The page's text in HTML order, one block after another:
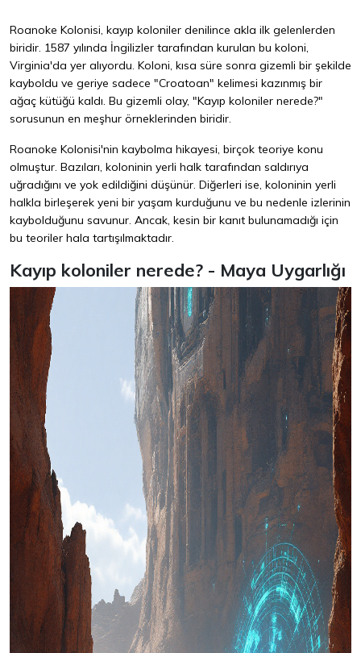
Roanoke Kolonisi, kayıp koloniler denilince akla ilk gelenlerden
biridir. 1587 yılında İngilizler tarafından kurulan bu koloni,
Virginia'da yer alıyordu. Koloni, kısa süre sonra gizemli bir şekilde
kayboldu ve geriye sadece "Croatoan" kelimesi kazınmış bir
ağaç kütüğü kaldı. Bu gizemli olay, "Kayıp koloniler nerede?"
sorusunun en meşhur örneklerinden biridir.
Roanoke Kolonisi'nin kaybolma hikayesi, birçok teoriye konu
olmuştur. Bazıları, koloninin yerli halk tarafından saldırıya
uğradığını ve yok edildiğini düşünür. Diğerleri ise, koloninin yerli
halkla birleşerek yeni bir yaşam kurduğunu ve bu nedenle izlerinin
kaybolduğunu savunur. Ancak, kesin bir kanıt bulunamadığı için
bu teoriler hala tartışılmaktadır.
Kayıp koloniler nerede? - Maya Uygarlığı